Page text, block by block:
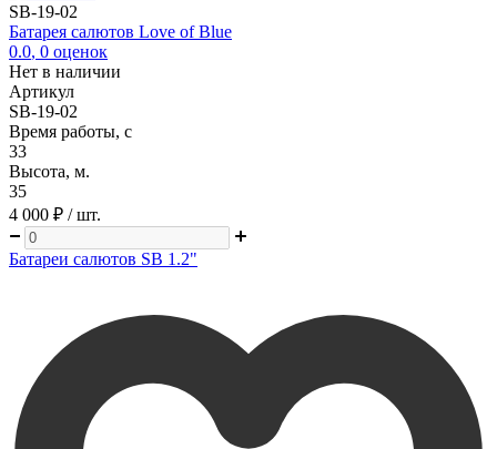
SB-19-02
Батарея салютов Love of Blue
0.0, 0 оценок
Нет в наличии
Артикул
SB-19-02
Время работы, с
33
Высота, м.
35
4 000 ₽ / шт.
Батареи салютов SB 1.2"